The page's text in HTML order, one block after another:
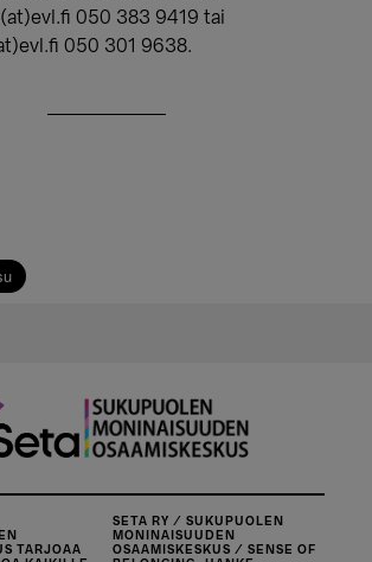
050 383 9419 tai
050 301 9638.
TARJOAA
SETA RY / SUKUPUOLEN
MONINAISUUDEN
OSAAMISKESKUS / SENSE OF